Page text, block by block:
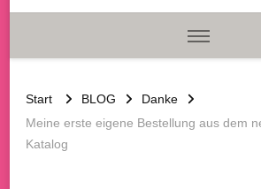
Start BLOG
Danke
Meine erste eigene Bestellung aus dem
Katalog